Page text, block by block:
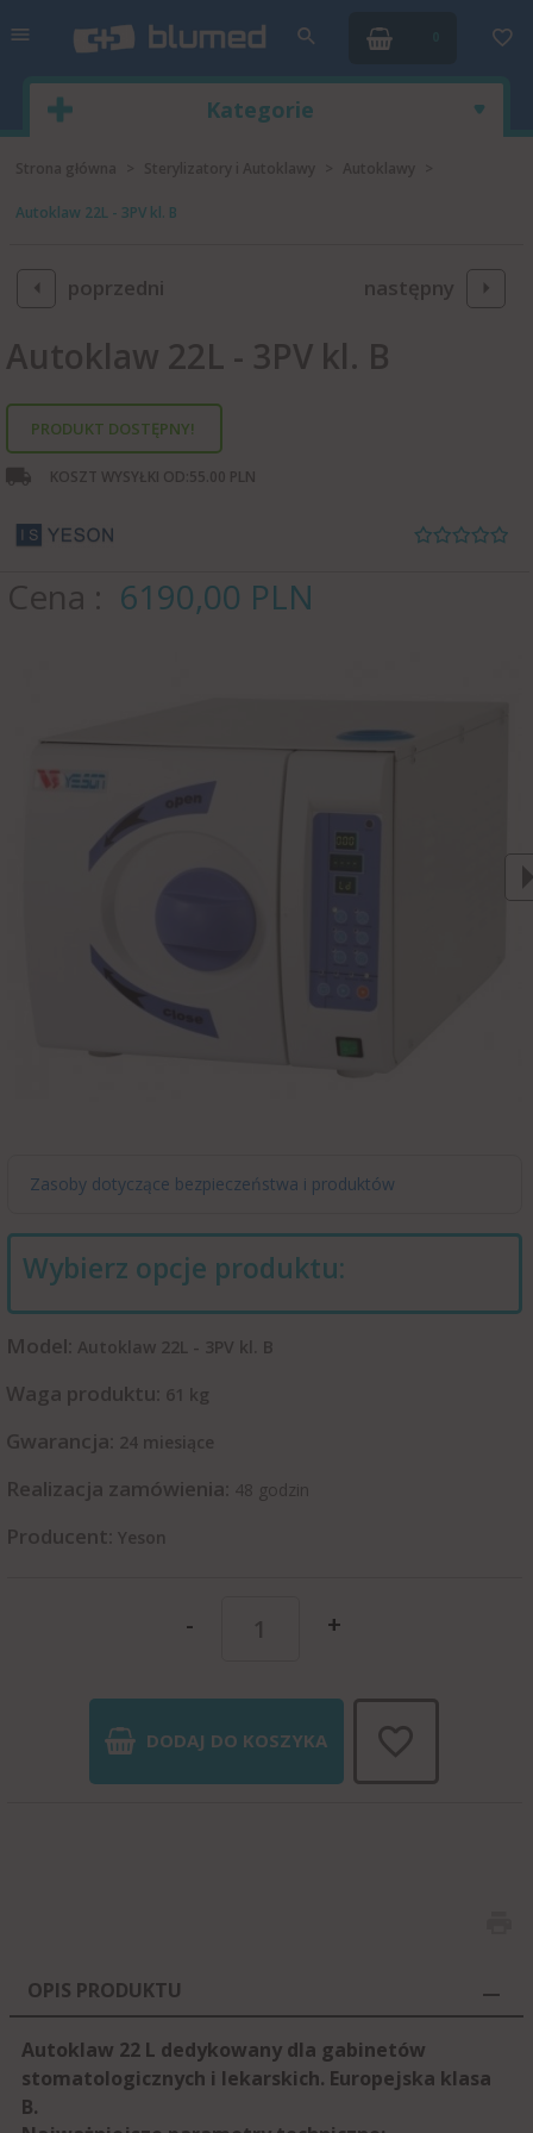
Kategorie
Autoklaw 22L - 3PV kl. B
poprzedni następny
Autoklaw 22L - 3PV kl. B
PRODUKT DOSTĘPNY!
KOSZT WYSYŁKI OD: 55.00 PLN
Cena 6190,00 PLN
Zasoby dotyczące bezpieczeństwa i produktów
Wybierz opcje produktu:
Model: Autoklaw 22L - 3PV kl. B
Waga produktu: 61 kg
Gwarancja: 24 miesiące
Realizacja zamówienia: 48 godzin
Producent: Yeson
- +
DODAJ DO KOSZYKA
OPIS PRODUKTU
Autoklaw 22 L dedykowany dla gabinetów
stomatologicznych i lekarskich. Europejska klasa
B.